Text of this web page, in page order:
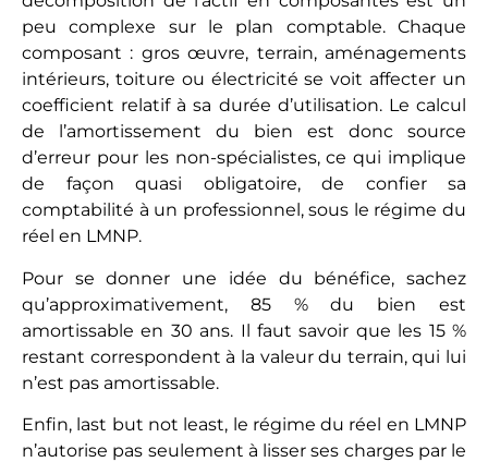
Investir en France
Paris
Nice
Lyon
Marseille
Nantes
Investir à l'étranger
Investir à Bali
Investir à Dubaï
Acheter en Espagne
Investir au Portugal
Investir à l'Île Maurice